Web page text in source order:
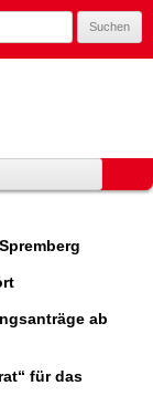
Inhalt
ab
für das